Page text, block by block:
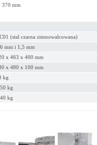
370 mm
(stal czarna zimnowalcowana)
mm i 1,5 mm
x 463 x 400 mm
x 480 x 100 mm
kg
kg
kg